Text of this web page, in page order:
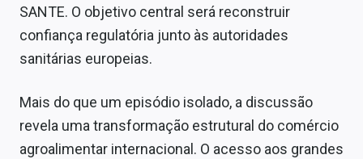
SANTE. O objetivo central será reconstruir
confiança regulatória junto às autoridades
sanitárias europeias.
Mais do que um episódio isolado, a discussão
revela uma transformação estrutural do comércio
agroalimentar internacional. O acesso aos grandes